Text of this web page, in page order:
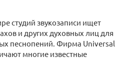
студий звукозаписи ищет
и других духовных лиц для
песнопений. Фирма Universal
многие известные